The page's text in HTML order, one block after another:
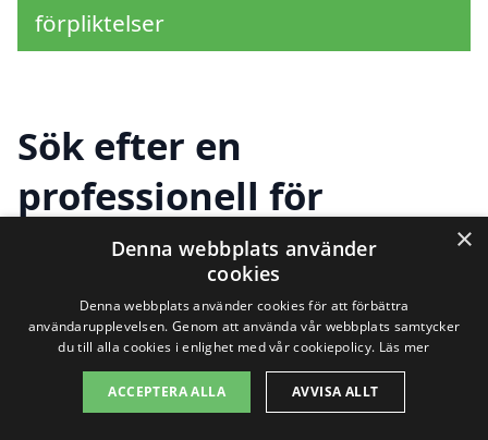
förpliktelser
Sök efter en
professionell för
bygglovsritningar i
andra städer nära
Tuolluvaara
×
Denna webbplats använder
cookies
Denna webbplats använder cookies för att förbättra
användarupplevelsen. Genom att använda vår webbplats samtycker
du till alla cookies i enlighet med vår cookiepolicy. Läs mer
ACCEPTERA ALLA AVVISA ALLT